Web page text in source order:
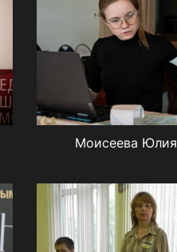
Моисеева Юлия